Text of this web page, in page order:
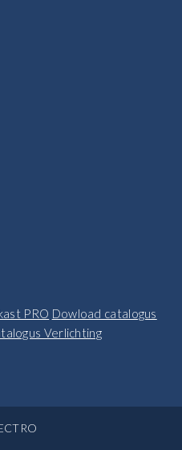
PRO Dowload catalogus
Verlichting